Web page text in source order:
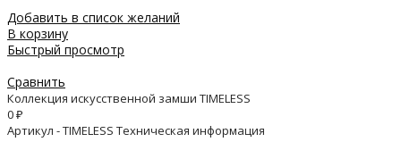
Добавить в список желаний
В корзину
Быстрый просмотр
Сравнить
Коллекция искусственной замши TIMELESS
0₽
Артикул - TIMELESS Техническая информация